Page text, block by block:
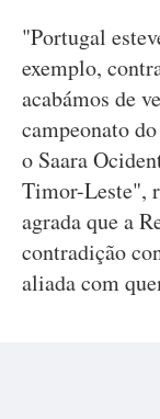
"Portugal
exemplo,
acabámos de
campeonato
o Saara
Timor-Leste",
agrada que a
contradição
aliada com